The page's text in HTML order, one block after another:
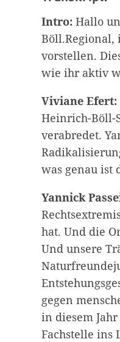
Intro: Hallo
Böll.Regional,
vorstellen.
wie ihr aktiv
Viviane Efert:
Heinrich-Böll-
verabredet.
was genau ist
Yannick
hat. Und die
Und unsere
gegen
in diesem
Fachstelle ins